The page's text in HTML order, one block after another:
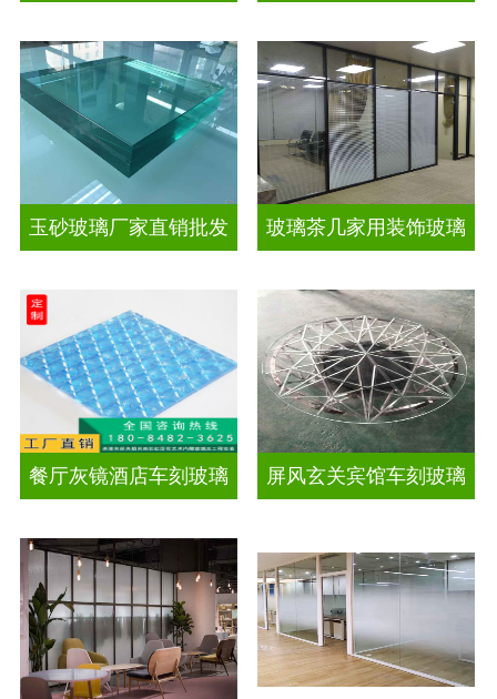
玉砂玻璃厂家直销批发 玻璃茶几家用装饰玻璃
餐厅灰镜酒店车刻玻璃 屏风玄关宾馆车刻玻璃